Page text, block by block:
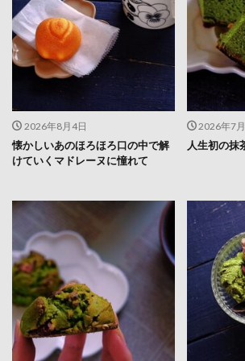
2026年8月4日
懐かしいあのほろほろ口の中で解
けていくマドレーヌに憧れて
2026年7
人生初の抹